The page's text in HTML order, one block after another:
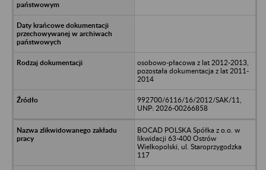
osobowo-płacowa z lat 2012-2013,
pozostała dokumentacja z lat 2011-
2014
992700/6116/16/2012/SAK/11,
UNP: 2026-00266858
BOCAD POLSKA Spółka z o.o. w
likwidacji 63-400 Ostrów
Wielkopolski, ul. Staroprzygodzka
117